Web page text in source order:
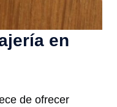
en
de ofrecer